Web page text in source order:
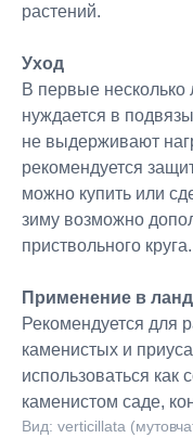
растений.
Уход
В первые несколько
нуждается в
не выдерживают
рекомендуется
можно купить или
зиму возможно
приствольного круга.
Применение в
Рекомендуется для
каменистых и
использоваться как
каменистом саде,
Вид: verticillata